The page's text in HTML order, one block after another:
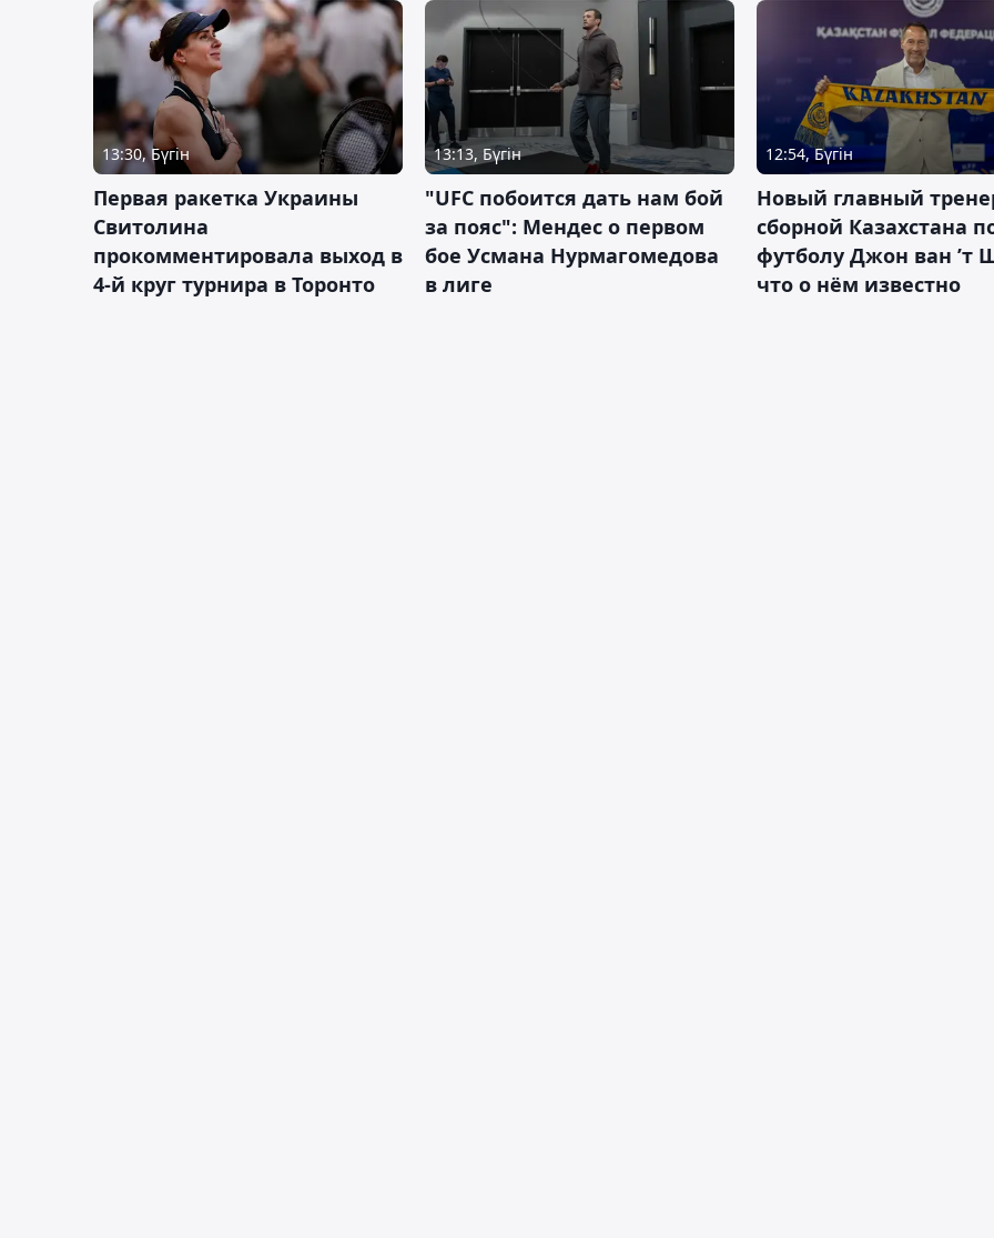
13:30, Бүгін
Первая ракетка Украины
Свитолина
прокомментировала выход в
4-й круг турнира в Торонто
13:13, Бүгін
"UFC побоится дать нам бой
за пояс": Мендес о первом
бое Усмана Нурмагомедова
в лиге
12:54, Бүгін
Новый главный
сборной Казахстана
футболу Джон ван ’т
что о нём известно